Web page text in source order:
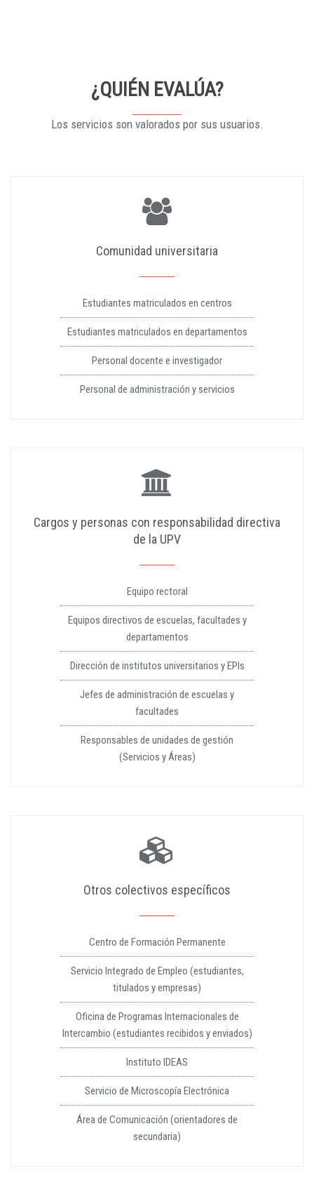
¿QUIÉN EVALÚA?
Los servicios son valorados por sus usuarios.
Comunidad universitaria
Estudiantes matriculados en centros
Estudiantes matriculados en departamentos
Personal docente e investigador
Personal de administración y servicios
Cargos y personas con responsabilidad directiva
de la UPV
Equipo rectoral
Equipos directivos de escuelas, facultades y
departamentos
Dirección de institutos universitarios y EPIs
Jefes de administración de escuelas y
facultades
Responsables de unidades de gestión
(Servicios y Áreas)
Otros colectivos específicos
Centro de Formación Permanente
Servicio Integrado de Empleo (estudiantes,
titulados y empresas)
Oficina de Programas Internacionales de
Intercambio (estudiantes recibidos y enviados)
Instituto IDEAS
Servicio de Microscopía Electrónica
Área de Comunicación (orientadores de
secundaria)